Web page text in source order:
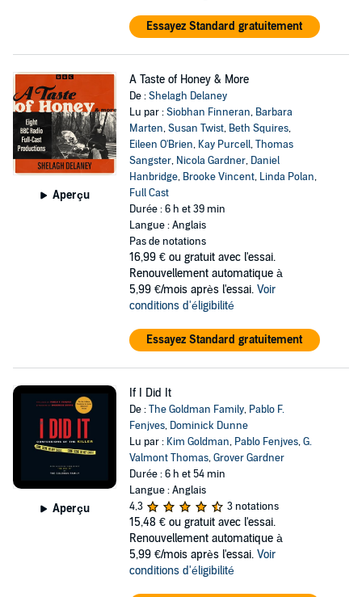
Essayez Standard gratuitement
Aperçu
A Taste of Honey & More
De :Shelagh Delaney
Lu par :Siobhan Finneran, Barbara
Marten,Susan Twist, Beth Squires,
Eileen O'Brien, Kay Purcell,Thomas
Sangster, Nicola Gardner, Daniel
Hanbridge, Brooke Vincent, Linda Polan,
Full Cast
Durée : 6 h et 39 min
Langue : Anglais
Pas de notations
16,99 € ou gratuit avec l'essai.
Renouvellement automatique à
5,99 €/mois après l'essai. Voir
conditions d'éligibilité
Essayez Standard gratuitement
Aperçu
If I Did It
De :The Goldman Family, Pablo F.
Fenjves, Dominick Dunne
Lu par : Kim Goldman, Pablo Fenjves,G.
Valmont Thomas,Grover Gardner
Durée : 6 h et 54 min
Langue : Anglais
4,3
3 notations
15,48 € ou gratuit avec l'essai.
Renouvellement automatique à
5,99 €/mois après l'essai. Voir
conditions d'éligibilité